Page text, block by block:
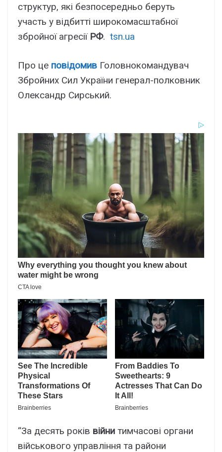
структур, які безпосередньо беруть
участь у відбитті широкомасштабної
збройної агресії РФ. tsn.ua
Про це повідомив Головнокомандувач
Збройних Сил України генерал-полковник
Олександр Сирський.
“За десять років війни тимчасові органи
військового управління та райони